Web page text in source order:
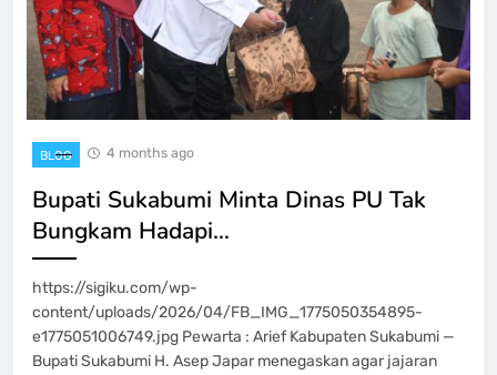
BLOG 4 months ago
Bupati Sukabumi Minta Dinas PU Tak
Bungkam Hadapi…
https://sigiku.com/wp-
content/uploads/2026/04/FB_IMG_1775050354895-
e1775051006749.jpg Pewarta : Arief Kabupaten Sukabumi —
Bupati Sukabumi H. Asep Japar menegaskan agar jajaran